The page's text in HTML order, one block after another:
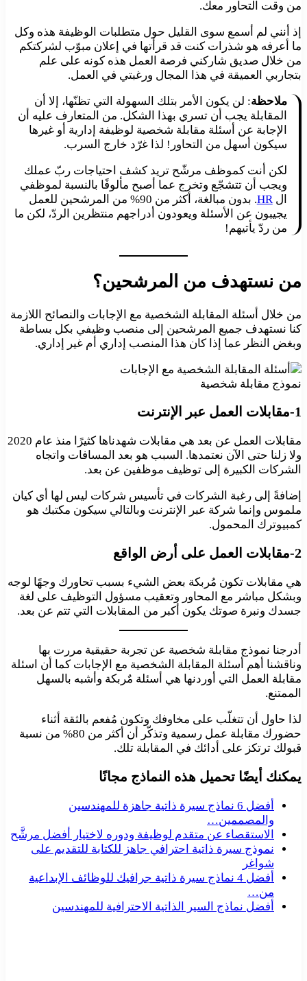
من وقت التحاور معك.
إذ أنني لم أسمع سوى القليل حول متطلبات الوظيفة هذه وكل
ما أعرفه هو شذرات كنت قد قرأتها في إعلان مبوّب لشركتكم
من خلال صديق شاركني فرصة العمل هذه كونه على علم
بتجاربي العميقة في هذا المجال ورغبتي في العمل.
ملاحظة: لن يكون الأمر بتلك السهولة التي تظنّها، إلا أن
المقابلة يجب أن تسري بهذا الشكل. من المتعارف عليه أن
الإجابة عن أسئلة مقابلة شخصية لوظيفة إدارية أو غيرها
سيكون أسهل من التحاور! لذا غرّد خارج السرب.
لكن أنت كموظف مرشّح تريد كشف احتياجات ربّ عملك
ويجب أن تتشجّع وتخرج عما أصبح مألوفًا بالنسبة لموظفي
ال HR
. بدون مبالغة، أكثر من 90% من المرشحين للعمل
يجيبون عن الأسئلة ويعودون أدراجهم منتظرين الردّ، لكن ما
من ردّ يأتيهم!
من نستهدف من المرشحين؟
من خلال أسئلة المقابلة الشخصية مع الإجابات والنصائح اللازمة
كنا نستهدف جميع المرشحين إلى منصب وظيفي بكل بساطة
وبغض النظر عما إذا كان هذا المنصب إداري أم غير إداري.
نموذج مقابلة شخصية
1-مقابلات العمل عبر الإنترنت
مقابلات العمل عن بعد هي مقابلات شهدناها كثيرًا منذ عام 2020
ولا زلنا حتى الآن نعتمدها. السبب هو بعد المسافات واتجاه
الشركات الكبيرة إلى توظيف موظفين عن بعد.
إضافةً إلى رغبة الشركات في تأسيس شركات ليس لها أي كيان
ملموس وإنما شركة عبر الإنترنت وبالتالي سيكون مكتبك هو
كمبيوترك المحمول.
2-مقابلات العمل على أرض الواقع
هي مقابلات تكون مُربكة بعض الشيء بسبب تحاورك وجهًا لوجه
وبشكل مباشر مع المحاور وتعقيب مسؤول التوظيف على لغة
جسدك ونبرة صوتك يكون أكبر من المقابلات التي تتم عن بعد.
أدرجنا نموذج مقابلة شخصية عن تجربة حقيقية مررت بها
وناقشنا أهم أسئلة المقابلة الشخصية مع الإجابات كما أن اسئلة
مقابلة العمل التي أوردنها هي أسئلة مٌربكة وأشبه بالسهل
الممتنع.
لذا حاول أن تتغلّب على مخاوفك وتكون مُفعم بالثقة أثناء
حضورك مقابلة عمل رسمية وتذكّر أن أكثر من 80% من نسبة
قبولك ترتكز على أدائك في المقابلة تلك.
يمكنك أيضًا تحميل هذه النماذج مجانًا
أفضل 6 نماذج سيرة ذاتية جاهزة للمهندسين
والمصممين…
الاستقصاء عن متقدم لوظيفة ودوره لاختيار أفضل مرشَّح
نموذج سيرة ذاتية احترافي جاهز للكتابة للتقديم على
شواغر
أفضل 4 نماذج سيرة ذاتية جرافيك للوظائف الإبداعية
من…
أفضل نماذج السير الذاتية الاحترافية للمهندسين